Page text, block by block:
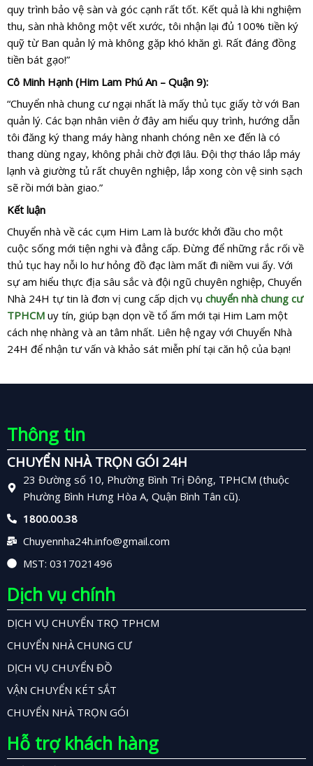
quy trình bảo vệ sàn và góc cạnh rất tốt. Kết quả là khi nghiệm
thu, sàn nhà không một vết xước, tôi nhận lại đủ 100% tiền ký
quỹ từ Ban quản lý mà không gặp khó khăn gì. Rất đáng đồng
tiền bát gạo!”
Cô Minh Hạnh (Him Lam Phú An – Quận 9):
“Chuyển nhà chung cư ngại nhất là mấy thủ tục giấy tờ với Ban
quản lý. Các bạn nhân viên ở đây am hiểu quy trình, hướng dẫn
tôi đăng ký thang máy hàng nhanh chóng nên xe đến là có
thang dùng ngay, không phải chờ đợi lâu. Đội thợ tháo lắp máy
lạnh và giường tủ rất chuyên nghiệp, lắp xong còn vệ sinh sạch
sẽ rồi mới bàn giao.”
Kết luận
Chuyển nhà về các cụm Him Lam là bước khởi đầu cho một
cuộc sống mới tiện nghi và đẳng cấp. Đừng để những rắc rối về
thủ tục hay nỗi lo hư hỏng đồ đạc làm mất đi niềm vui ấy. Với
sự am hiểu thực địa sâu sắc và đội ngũ chuyên nghiệp, Chuyển
Nhà 24H tự tin là đơn vị cung cấp dịch vụ chuyển nhà chung cư
TPHCM uy tín, giúp bạn dọn về tổ ấm mới tại Him Lam một
cách nhẹ nhàng và an tâm nhất. Liên hệ ngay với Chuyển Nhà
24H để nhận tư vấn và khảo sát miễn phí tại căn hộ của bạn!
Thông tin
CHUYỂN NHÀ TRỌN GÓI 24H
23 Đường số 10, Phường Bình Trị Đông, TPHCM (thuộc
Phường Bình Hưng Hòa A, Quận Bình Tân cũ).
1800.00.38
Chuyennha24h.info@gmail.com
MST: 0317021496
Dịch vụ chính
DỊCH VỤ CHUYỂN TRỌ TPHCM
CHUYỂN NHÀ CHUNG CƯ
DỊCH VỤ CHUYỂN ĐỒ
VẬN CHUYỂN KÉT SẮT
CHUYỂN NHÀ TRỌN GÓI
Hỗ trợ khách hàng